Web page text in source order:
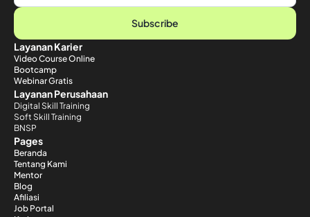
Subscribe
Layanan Karier
Video Course Online
Bootcamp
Webinar Gratis
Layanan Perusahaan
Digital Skill Training
Soft Skill Training
BNSP
Pages
Beranda
Tentang Kami
Mentor
Blog
Afiliasi
Job Portal